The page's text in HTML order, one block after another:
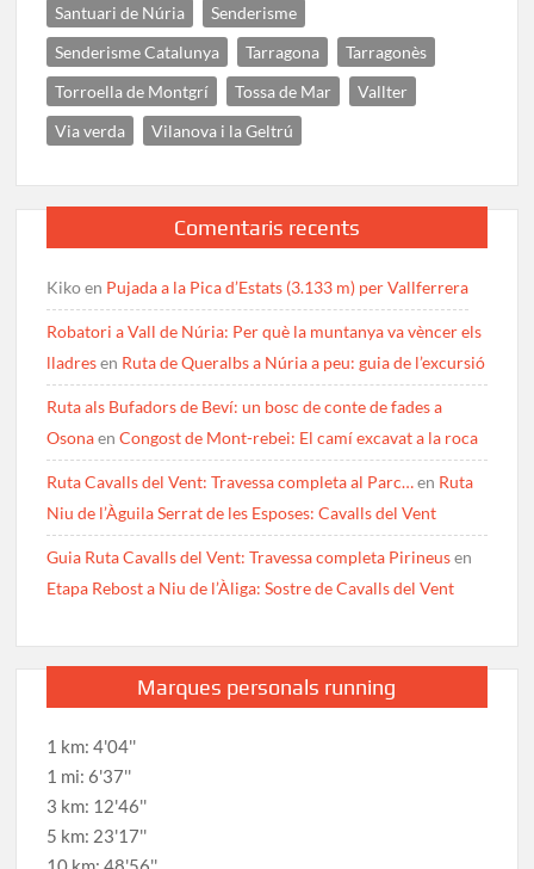
Santuari de Núria
Senderisme
Senderisme Catalunya
Tarragona
Tarragonès
Torroella de Montgrí
Tossa de Mar
Vallter
Via verda
Vilanova i la Geltrú
Comentaris recents
Kikoen Pujada a la Pica d’Estats (3.133 m) per Vallferrera
Robatori a Vall de Núria: Per què la muntanya va vèncer els
lladresen Ruta de Queralbs a Núria a peu: guia de l’excursió
Ruta als Bufadors de Beví: un bosc de conte de fades a
OsonaenCongost de Mont-rebei: El camí excavat a la roca
Ruta Cavalls del Vent: Travessa completa al Parc…en Ruta
Niu de l’Àguila Serrat de les Esposes: Cavalls del Vent
Guia Ruta Cavalls del Vent: Travessa completa Pirineusen
Etapa Rebost a Niu de l’Àliga: Sostre de Cavalls del Vent
Marques personals running
1 km: 4'04''
1 mi: 6'37''
3 km: 12'46''
5 km: 23'17''